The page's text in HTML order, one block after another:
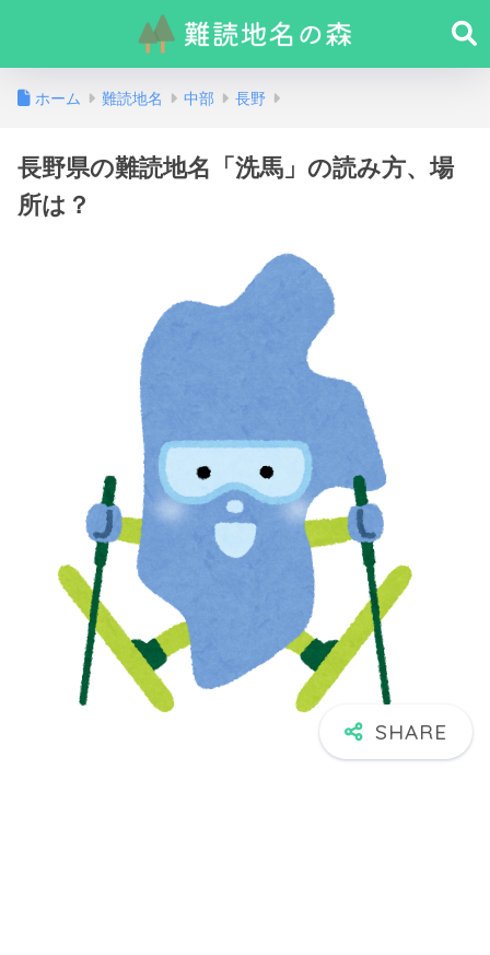
ホーム 難読地名 中部 長野
長野県の難読地名「洗馬」の読み方、場
所は？